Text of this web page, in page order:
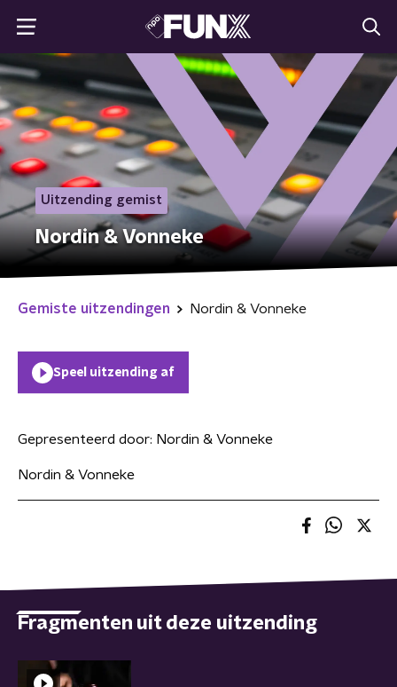
Uitzending gemist
Nordin & Vonneke
Gemiste uitzendingen Nordin & Vonneke
Speel uitzending af
Gepresenteerd door: Nordin & Vonneke
Nordin & Vonneke
Fragmenten uit deze uitzending